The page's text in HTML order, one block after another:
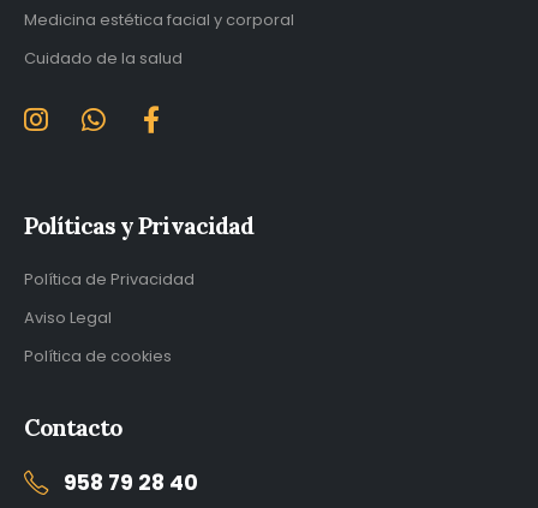
Medicina estética facial y corporal
Cuidado de la salud
Políticas y Privacidad
Política de Privacidad
Aviso Legal
Política de cookies
Contacto
958 79 28 40